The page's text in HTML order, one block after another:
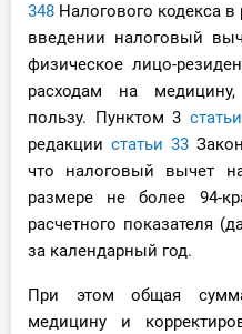
348 Налогового кодекса в
введении налоговый
физическое лицо-
расходам на
пользу. Пунктом 3
редакции статьи 33
что налоговый вычет
размере не более 94-
расчетного показателя
за календарный год.
При этом общая
медицину и